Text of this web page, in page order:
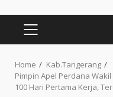
PRIMARY
MENU
Home
Kab.Tangerang
Pimpin Apel Perdana
100 Hari Pertama Kerja,